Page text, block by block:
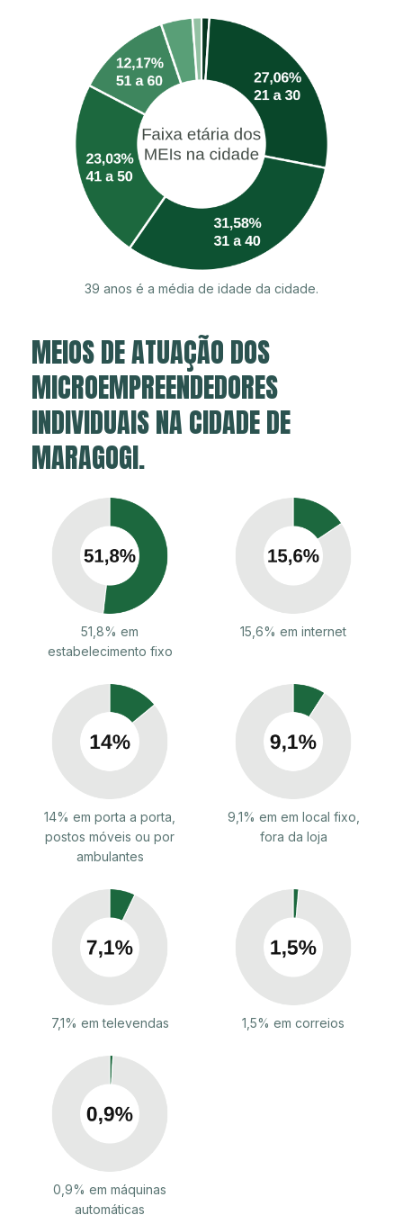
39 anos é a média de idade da cidade.
MEIOS DE ATUAÇÃO DOS
MICROEMPREENDEDORES
INDIVIDUAIS NA CIDADE DE
MARAGOGI.
51,8% em
estabelecimento fixo
15,6% em internet
14% em porta a porta,
postos móveis ou por
ambulantes
9,1% em em local fixo,
fora da loja
7,1% em televendas 1,5% em correios
0,9% em máquinas
automáticas